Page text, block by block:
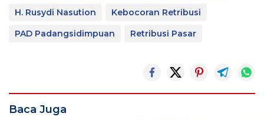
H. Rusydi Nasution
Kebocoran Retribusi
PAD Padangsidimpuan
Retribusi Pasar
Baca Juga